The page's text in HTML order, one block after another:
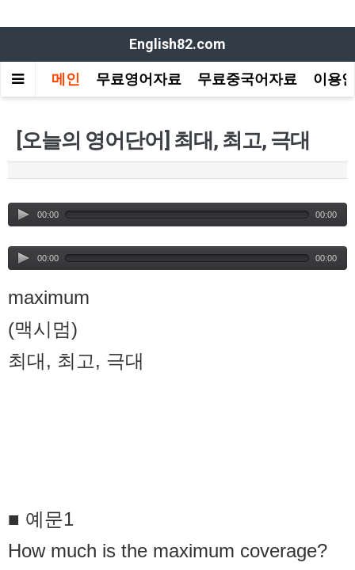
English82.com
메인 무료영어자료 무료중국어자료 이용
[오늘의 영어단어] 최대, 최고, 극대
00:00 00:00
00:00 00:00
maximum
(맥시멈)
최대, 최고, 극대
■ 예문1
How much is the maximum coverage?